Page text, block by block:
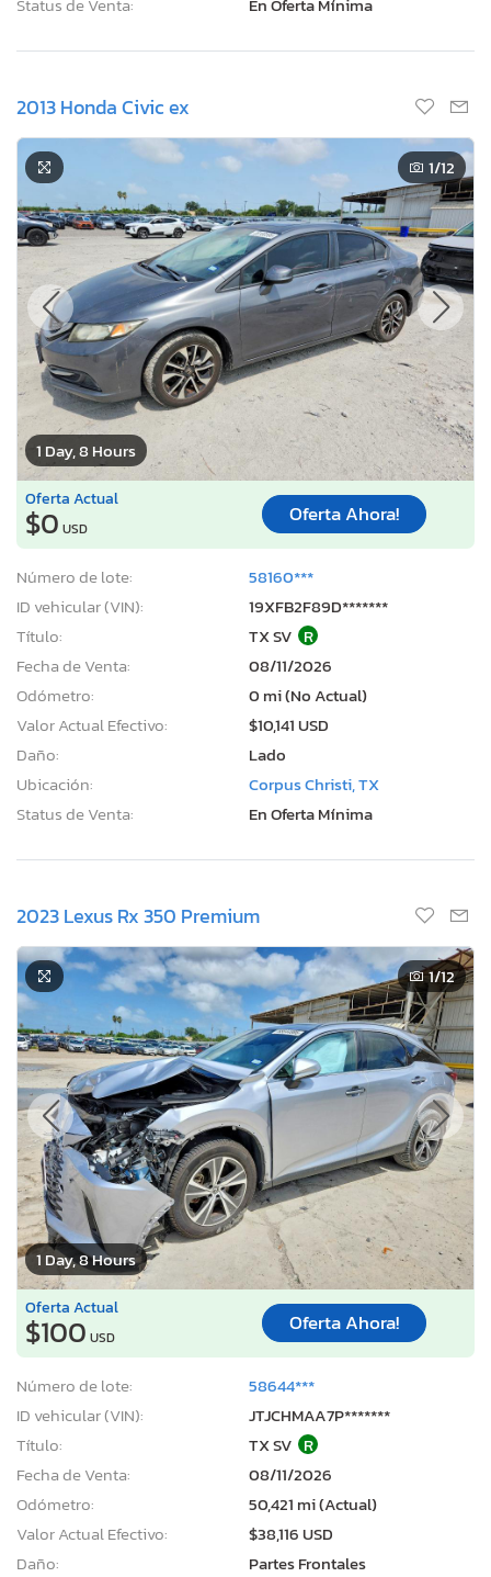
2013 Honda Civic ex
1 Day, 8 Hours
1/12
Oferta Actual
$0 USD
Oferta Ahora!
Número de lote:
58160***
ID vehicular (VIN):
19XFB2F89D*******
Título:
TX SV R
Fecha de Venta:
08/11/2026
Odómetro:
0 mi (No Actual)
Valor Actual Efectivo:
$10,141 USD
Daño:
Lado
Ubicación:
Corpus Christi, TX
Status de Venta:
En Oferta Mínima
2023 Lexus Rx 350 Premium
1 Day, 8 Hours
1/12
Oferta Actual
$100 USD
Oferta Ahora!
Número de lote:
58644***
ID vehicular (VIN):
JTJCHMAA7P*******
Título:
TX SV R
Fecha de Venta:
08/11/2026
Odómetro:
50,421 mi (Actual)
Valor Actual Efectivo:
$38,116 USD
Daño:
Partes Frontales